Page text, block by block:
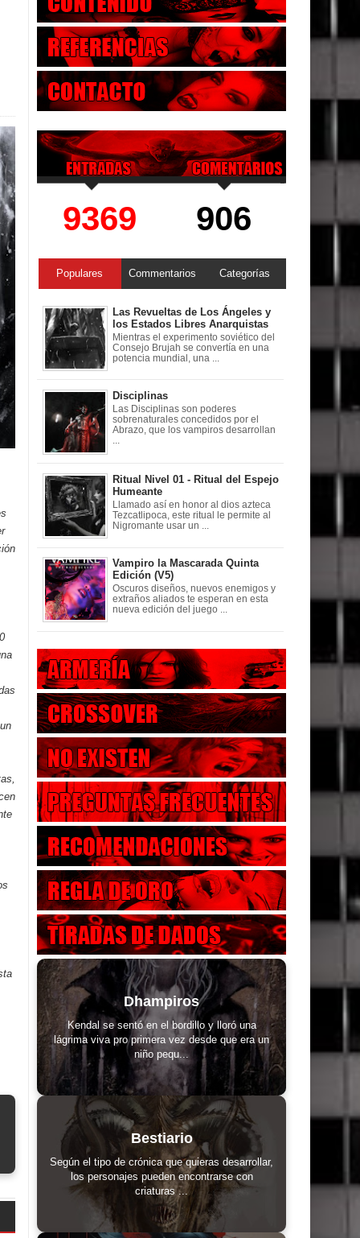
9369 906
Populares Commentarios Categorías
Las Revueltas de Los Ángeles y
los Estados Libres Anarquistas
Mientras el experimento soviético del
Consejo Brujah se convertía en una
potencia mundial, una ...
Disciplinas
Las Disciplinas son poderes
sobrenaturales concedidos por el
Abrazo, que los vampiros desarrollan
Ritual Nivel 01 - Ritual del Espejo
Humeante
Llamado así en honor al dios azteca
Tezcatlipoca, este ritual le permite al
Nigromante usar un ...
Vampiro la Mascarada Quinta
Edición (V5)
Oscuros diseños, nuevos enemigos y
extraños aliados te esperan en esta
nueva edición del juego ...
Dhampiros
Kendal se sentó en el bordillo y lloró una
lágrima viva pro primera vez desde que era un
niño pequ...
Bestiario
Según el tipo de crónica que quieras desarrollar,
los personajes pueden encontrarse con
criaturas ...